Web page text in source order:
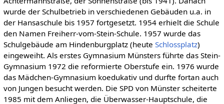
wurde der Schulbetrieb in verschiedenen Gebäuden u.a. in
der Hansaschule bis 1957 fortgesetzt. 1954 erhielt die Schule
den Namen Freiherr-vom-Stein-Schule. 1957 wurde das
Schulgebäude am Hindenburgplatz (heute Schlossplatz)
eingeweiht. Als erstes Gymnasium Münsters führte das Stein-
Gymnasium 1972 die reformierte Oberstufe ein. 1976 wurde
das Mädchen-Gymnasium koedukativ und durfte fortan auch
von Jungen besucht werden. Die SPD von Münster scheiterte
1985 mit dem Anliegen, die Überwasser-Hauptschule, die